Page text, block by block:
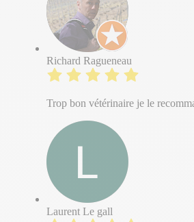
Richard Ragueneau
Trop bon vétérinaire je le
Laurent Le gall